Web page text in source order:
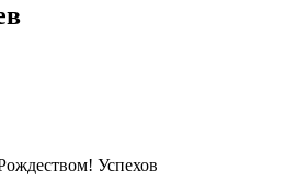
Успехов